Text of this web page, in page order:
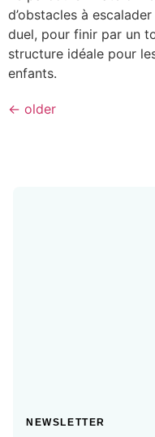
d’obstacles à
duel, pour finir par un
structure idéale pour
enfants.
← older
NEWSLETTER